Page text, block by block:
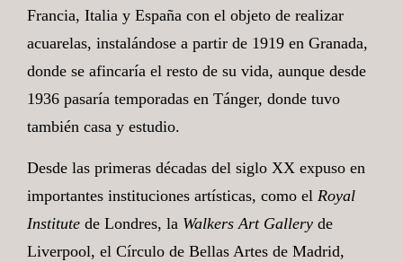
Francia, Italia y España con el objeto de realizar
acuarelas, instalándose a partir de 1919 en Granada,
donde se afincaría el resto de su vida, aunque desde
1936 pasaría temporadas en Tánger, donde tuvo
también casa y estudio.
Desde las primeras décadas del siglo XX expuso en
importantes instituciones artísticas, como el Royal
Institute de Londres, la Walkers Art Gallery de
Liverpool, el Círculo de Bellas Artes de Madrid,